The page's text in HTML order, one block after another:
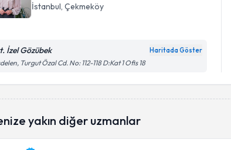
İstanbul, Çekmeköy
İzel Gözübek Haritada Göster
Turgut Özal Cd. No: 112-118 D:Kat 1 Ofis 18
yakın diğer uzmanlar